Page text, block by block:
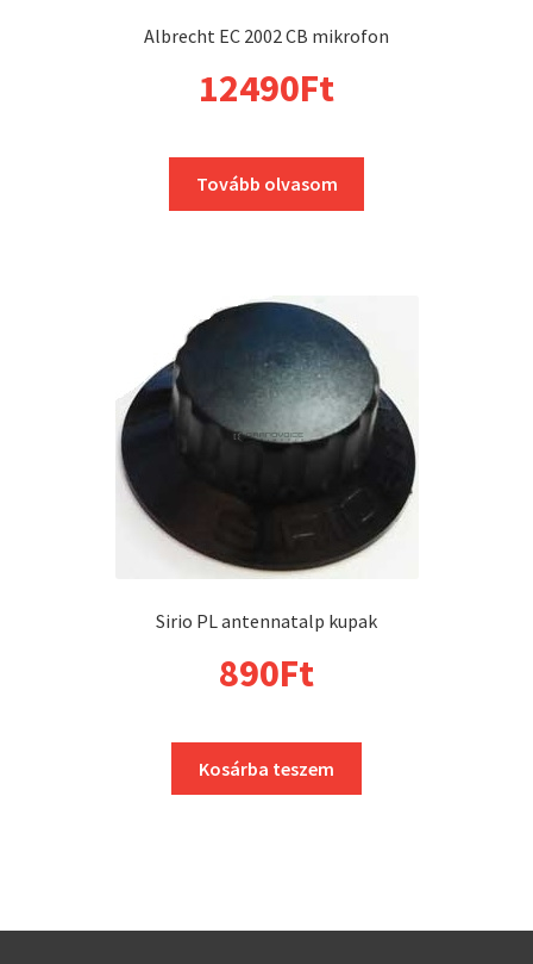
Albrecht EC 2002 CB mikrofon
12490Ft
Tovább olvasom
Sirio PL antennatalp kupak
890Ft
Kosárba teszem